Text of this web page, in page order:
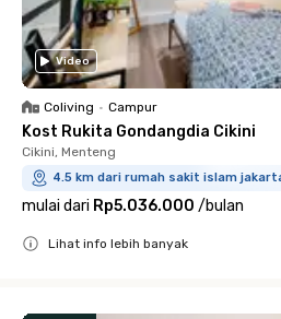
Video
Coliving • Campur
Kost Rukita Gondangdia Cikini
Cikini, Menteng
4.5 km dari rumah sakit islam
mulai dari Rp5.036.000 /bulan
Lihat info lebih banyak